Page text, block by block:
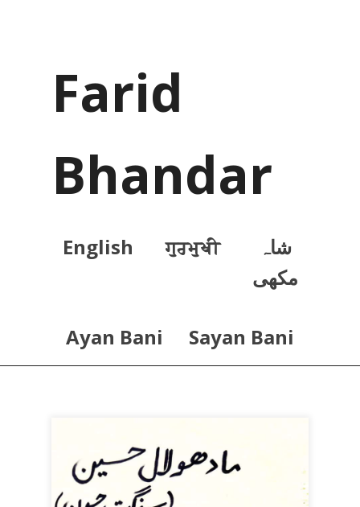
Farid
Bhandar
English ਗੁਰਮੁਖੀ
شاہ
مکھی
Ayan Bani Sayan Bani